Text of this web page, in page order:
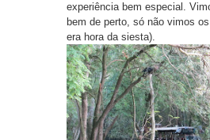
experiência bem especial.
bem de perto, só não vimos
era hora da siesta).